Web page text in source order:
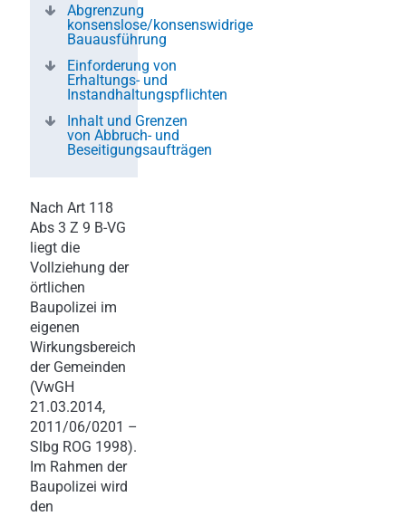
Abgrenzung
konsenslose/konsenswidrige
Bauausführung
Einforderung von
Erhaltungs- und
Instandhaltungspflichten
Inhalt und Grenzen
von Abbruch- und
Beseitigungsaufträgen
Nach Art 118
Abs 3 Z 9 B-VG
liegt die
Vollziehung der
örtlichen
Baupolizei im
eigenen
Wirkungsbereich
der Gemeinden
(VwGH
21.03.2014,
2011/06/0201 –
Slbg ROG 1998).
Im Rahmen der
Baupolizei wird
den